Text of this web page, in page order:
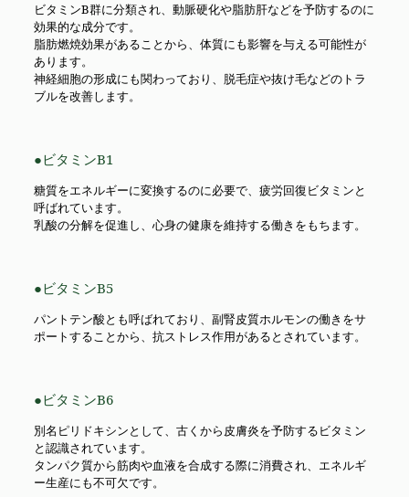
ビタミンB群に分類され、動脈硬化や脂肪肝などを予防するのに
効果的な成分です。
脂肪燃焼効果があることから、体質にも影響を与える可能性が
あります。
神経細胞の形成にも関わっており、脱毛症や抜け毛などのトラ
ブルを改善します。
●ビタミンB1
糖質をエネルギーに変換するのに必要で、疲労回復ビタミンと
呼ばれています。
乳酸の分解を促進し、心身の健康を維持する働きをもちます。
●ビタミンB5
パントテン酸とも呼ばれており、副腎皮質ホルモンの働きをサ
ポートすることから、抗ストレス作用があるとされています。
●ビタミンB6
別名ピリドキシンとして、古くから皮膚炎を予防するビタミン
と認識されています。
タンパク質から筋肉や血液を合成する際に消費され、エネルギ
ー生産にも不可欠です。